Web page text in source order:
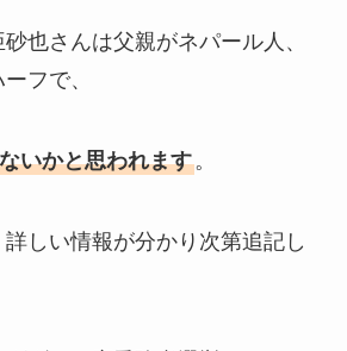
也さんは父親がネパール人、
フで、
いかと思われます。
しい情報が分かり次第追記し